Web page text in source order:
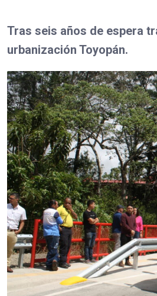
Tras seis años de espera
urbanización Toyopán.